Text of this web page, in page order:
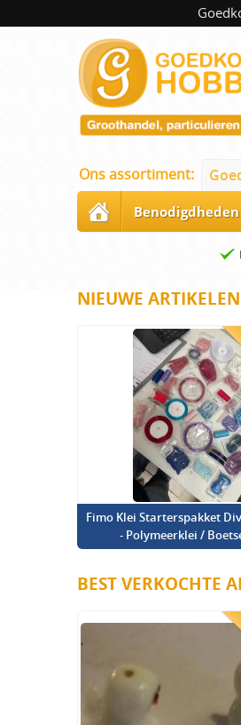
Ons assortiment:
Benodigdheden
NIEUWE
Fimo Klei Starterspakket
- Polymeerklei /
BEST VERKOCHTE